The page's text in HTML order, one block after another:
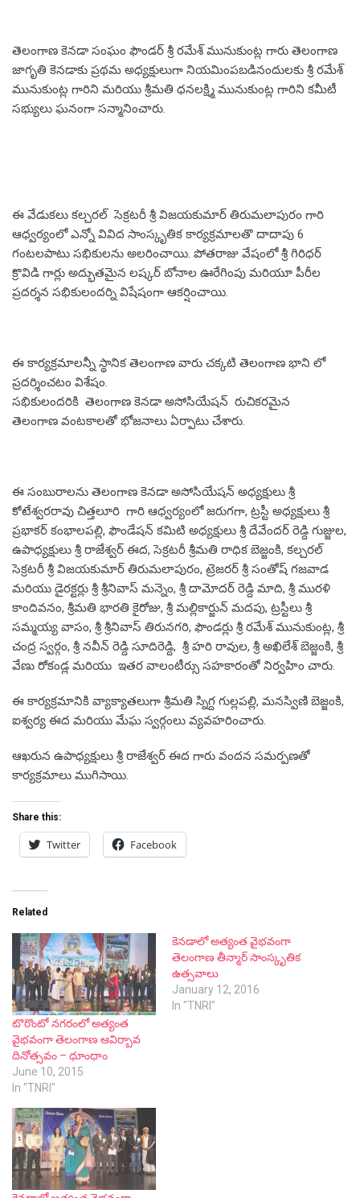
తెలంగాణ కెనడా సంఘం ఫౌండర్ శ్రీ రమేశ్ మునుకుంట్ల గారు తెలంగాణ
జాగృతి కెనడాకు ప్రథమ అధ్యక్షులుగా నియమింపబడినందులకు శ్రీ రమేశ్
మునుకుంట్ల గారిని మరియు శ్రీమతి ధనలక్ష్మి మునుకుంట్ల గారిని కమీటీ
సభ్యులు ఘనంగా సన్మానించారు.
ఈ వేడుకలు కల్చరల్ సెక్రటరీ శ్రీ విజయకుమార్ తిరుమలాపురం గారి
ఆధ్వర్యంలో ఎన్నో వివిద సాంస్కృతిక కార్యక్రమాలతొ దాదాపు 6
గంటలపాటు సభికులను అలరించాయి. పోతరాజు వేషంలో శ్రీ గిరిధర్
క్రొవిడి గార్లు అద్భుతమైన లష్కర్ బోనాల ఊరేగింపు మరియూ పీరీల
ప్రదర్శన సభికులందర్ని విషేషంగా ఆకర్షించాయి.
ఈ కార్యక్రమాలన్నీ స్థానిక తెలంగాణ వారు చక్కటి తెలంగాణ భాని లో
ప్రదర్శించటం విశేషం.
సభికులందరికి తెలంగాణ కెనడా అసోసియేషన్ రుచికరమైన
తెలంగాణ వంటకాలతో భోజనాలు ఏర్పాటు చేశారు.
ఈ సంబురాలను తెలంగాణ కెనడా అసోసియేషన్ అధ్యక్షులు శ్రీ
కోటేశ్వరరావు చిత్తలూరి గారి ఆధ్వర్యంలో జరుగగా, ట్రస్టీ అధ్యక్షులు శ్రీ
ప్రభాకర్ కంభాలపల్లి, ఫౌండేషన్ కమిటి అధ్యక్షులు శ్రీ దేవేందర్ రెడ్ది గుజ్జుల,
ఉపాధ్యక్షులు శ్రీ రాజేశ్వర్ ఈద, సెక్రటరీ శ్రీమతి రాధిక బెజ్జంకి, కల్చరల్
సెక్రటరీ శ్రీ విజయకుమార్ తిరుమలాపురం, ట్రెజరర్ శ్రీ సంతోష్ గజవాడ
మరియు డైరక్టర్లు శ్రీ శ్రీనివాస్ మన్నెం, శ్రీ దామోదర్ రెడ్ది మాది, శ్రీ మురళి
కాందివనం, శ్రీమతి భారతి కైరోజు, శ్రీ మల్లికార్జున్ మదపు, ట్రస్టీలు శ్రీ
సమ్మయ్య వాసం, శ్రీ శ్రీనివాస్ తిరునగరి, ఫౌండర్లు శ్రీ రమేశ్ మునుకుంట్ల, శ్రీ
చంద్ర స్వర్గం, శ్రీ నవీన్ రెడ్ది సూదిరెడ్ది, శ్రీ హరి రావుల, శ్రీ అఖిలేశ్ బెజ్జంకి, శ్రీ
వేణు రోకండ్ల మరియు ఇతర వాలంటీర్సు సహకారంతో నిర్వహిం చారు.
ఈ కార్యక్రమానికి వ్యాక్యాతలుగా శ్రీమతి స్నిగ్ద గుల్లపల్లి, మనస్విణి బెజ్జంకి,
ఐశ్వర్య ఈద మరియు మేఘ స్వర్గంలు వ్యవహరించారు.
ఆఖరున ఉపాధ్యక్షులు శ్రీ రాజేశ్వర్ ఈద గారు వందన సమర్పణతో
కార్యక్రమాలు ముగిసాయి.
Share this:
Twitter Facebook
Related
టొరొంటో నగరంలో అత్యంత
వైభవంగా తెలంగాణ ఆవిర్బావ
దినోత్సవం – ధూంధాం
June 10, 2015
In "TNRI"
కెనడాలో అత్యంత వైభవంగా
తెలంగాణ తీన్మార్ సాంస్కృతిక
ఉత్సవాలు
January 12, 2016
In "TNRI"